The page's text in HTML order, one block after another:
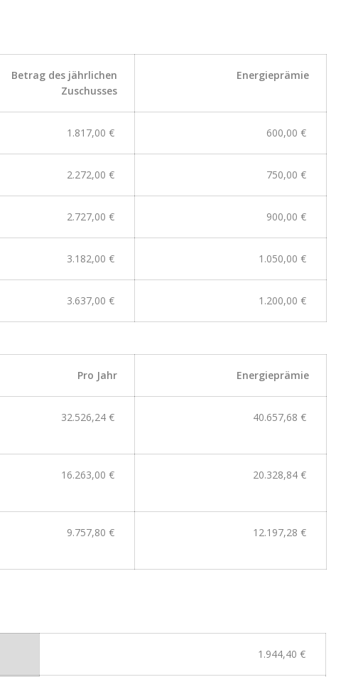
Betrag des jährlichen
Zuschusses
Energieprämie
1.817,00 € 600,00 €
2.272,00 € 750,00 €
2.727,00 € 900,00 €
3.182,00 € 1.050,00 €
3.637,00 € 1.200,00 €
Pro Jahr Energieprämie
32.526,24 € 40.657,68 €
16.263,00 € 20.328,84 €
9.757,80 € 12.197,28 €
1.944,40 €